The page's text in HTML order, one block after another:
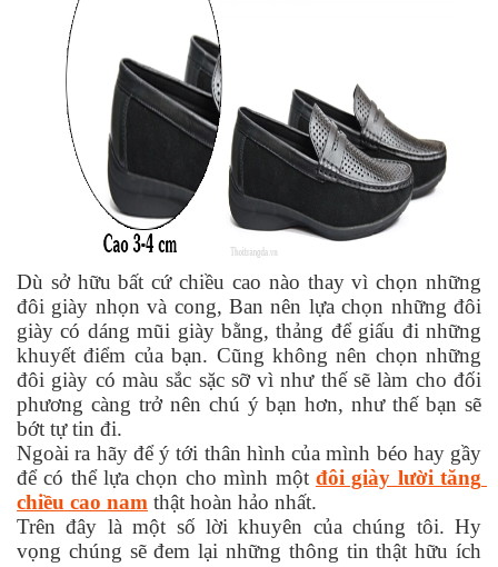
Dù sở hữu bất cứ chiều cao nào thay vì chọn những
đôi giày nhọn và cong, Ban nên lựa chọn những đôi
giày có dáng mũi giày bằng, thảng để giấu đi những
khuyết điểm của bạn. Cũng không nên chọn những
đôi giày có màu sắc sặc sỡ vì như thế sẽ làm cho đối
phương càng trở nên chú ý bạn hơn, như thế bạn sẽ
bớt tự tin đi.
Ngoài ra hãy để ý tới thân hình của mình béo hay gầy
để có thể lựa chọn cho mình một đôi giày lười tăng
chiều cao nam thật hoàn hảo nhất.
Trên đây là một số lời khuyên của chúng tôi. Hy
vọng chúng sẽ đem lại những thông tin thật hữu ích